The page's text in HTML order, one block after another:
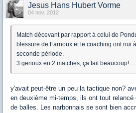
Jesus Hans Hubert Vorme
04 nov. 2012
Match décevant par rapport à celui de
blessure de Farnoux et le coaching ont nui
seconde période.
3 genoux en 2 matches, ça fait beaucoup!...
y'avait peut-être un peu la tactique non?
en deuxième mi-temps, ils ont tout
de balles. Les narbonnais se sont bien